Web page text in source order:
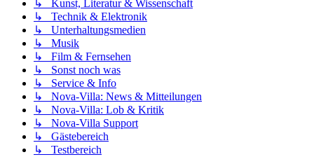
↳ Kunst, Literatur & Wissenschaft
↳ Technik & Elektronik
↳ Unterhaltungsmedien
↳ Musik
↳ Film & Fernsehen
↳ Sonst noch was
↳ Service & Info
↳ Nova-Villa: News & Mitteilungen
↳ Nova-Villa: Lob & Kritik
↳ Nova-Villa Support
↳ Gästebereich
↳ Testbereich